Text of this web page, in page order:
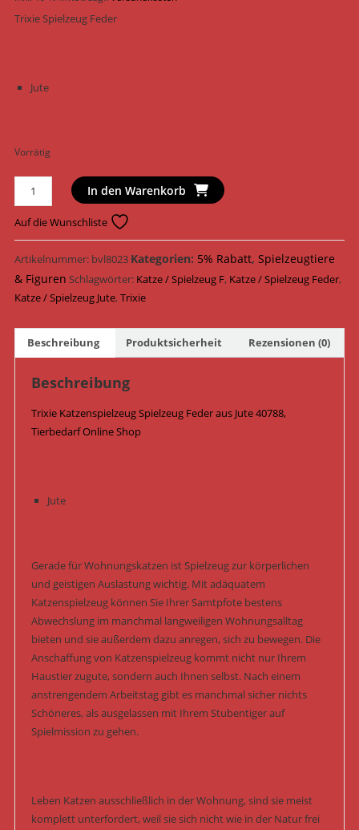
Trixie Spielzeug Feder
Jute
Vorrätig
Katzenspielzeug
Spielzeug
Feder
Jute
13
cm
Menge
In den Warenkorb
Auf die Wunschliste
Artikelnummer: bvl8023 Kategorien: 5% Rabatt, Spielzeugtiere
& Figuren Schlagwörter: Katze / Spielzeug F, Katze / Spielzeug Feder,
Katze / Spielzeug Jute,Trixie
Beschreibung Produktsicherheit Rezensionen (0)
Beschreibung
Trixie Katzenspielzeug Spielzeug Feder aus Jute 40788,
Tierbedarf Online Shop
Jute
Gerade für Wohnungskatzen ist Spielzeug zur körperlichen
und geistigen Auslastung wichtig. Mit adäquatem
Katzenspielzeug können Sie Ihrer Samtpfote bestens
Abwechslung im manchmal langweiligen Wohnungsalltag
bieten und sie außerdem dazu anregen, sich zu bewegen. Die
Anschaffung von Katzenspielzeug kommt nicht nur Ihrem
Haustier zugute, sondern auch Ihnen selbst. Nach einem
anstrengendem Arbeitstag gibt es manchmal sicher nichts
Schöneres, als ausgelassen mit Ihrem Stubentiger auf
Spielmission zu gehen.
Leben Katzen ausschließlich in der Wohnung, sind sie meist
komplett unterfordert, weil sie sich nicht wie in der Natur frei